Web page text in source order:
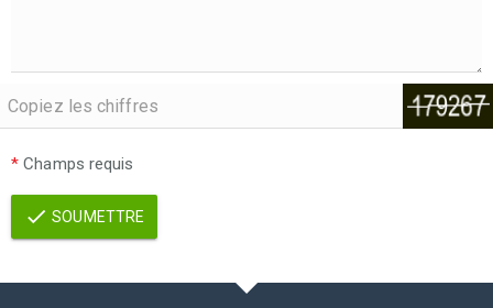
* Champs requis
SOUMETTRE